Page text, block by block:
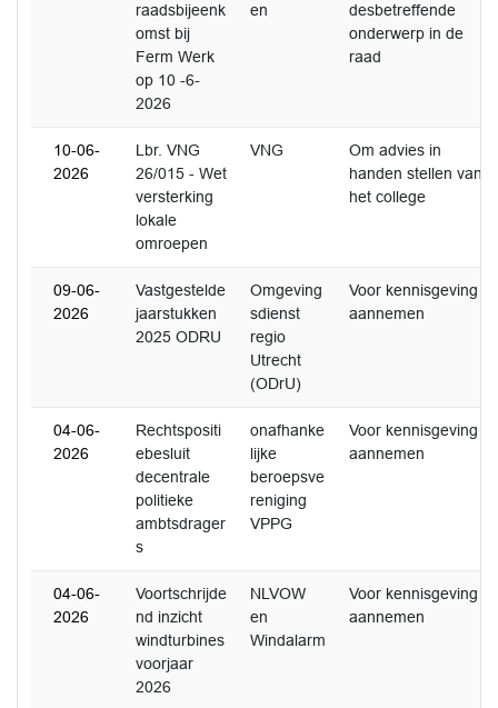
raadsbijeenk
omst bij
Ferm Werk
op 10 -6-
2026
en
desbetreffende
onderwerp in de
raad
10-06-
2026
Lbr. VNG
26/015 - Wet
versterking
lokale
omroepen
VNG
Om advies in
handen stellen van
het college
09-06-
2026
Vastgestelde
jaarstukken
2025 ODRU
Omgeving
sdienst
regio
Utrecht
(ODrU)
Voor kennisgeving
aannemen
04-06-
2026
Rechtspositi
ebesluit
decentrale
politieke
ambtsdrager
s
onafhanke
lijke
beroepsve
reniging
VPPG
Voor kennisgeving
aannemen
04-06-
2026
Voortschrijde
nd inzicht
windturbines
voorjaar
2026
NLVOW
en
Windalarm
Voor kennisgeving
aannemen